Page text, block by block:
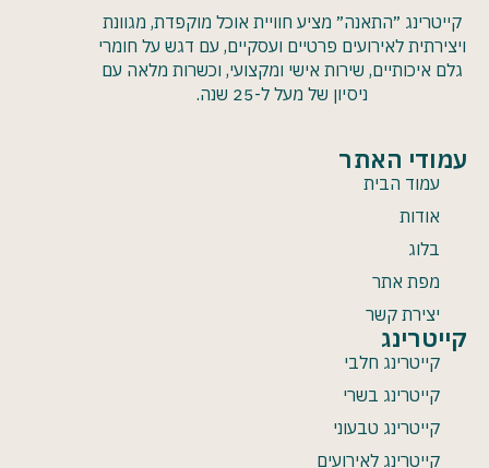
קייטרינג ״התאנה״ מציע חוויית אוכל מוקפדת, מגוונת
ויצירתית לאירועים פרטיים ועסקיים, עם דגש על חומרי
גלם איכותיים, שירות אישי ומקצועי, וכשרות מלאה עם
ניסיון של מעל ל-25 שנה.
עמודי האתר
עמוד הבית
אודות
בלוג
מפת אתר
יצירת קשר
קייטרינג
קייטרינג חלבי
קייטרינג בשרי
קייטרינג טבעוני
קייטרינג לאירועים